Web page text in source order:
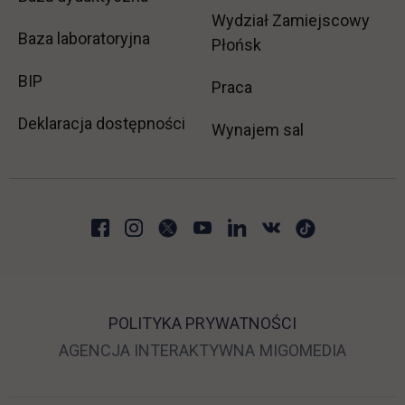
Baza laboratoryjna
BIP link otwiera się w nowej karcie
Deklaracja dostępności
Wydział Zamiejscowy
Płońsk
Praca
Wynajem sal
POLITYKA PRYWATNOŚCI
AGENCJA INTERAKTYWNA LINK OTWIERA SIĘ
MIGOMEDIA